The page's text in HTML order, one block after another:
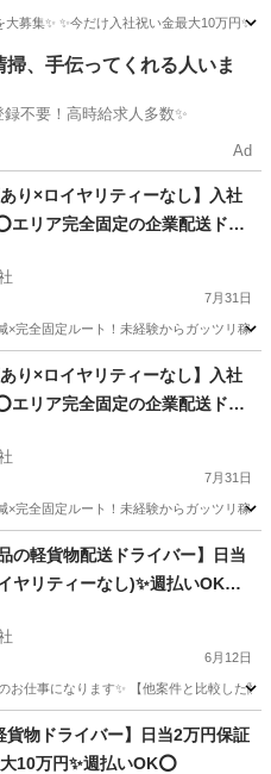
募集✨ ✨今だけ入社祝い金最大10万円✨
掃、手伝ってくれる人いま
例1万円〜 / 登録不要！高時給求人多数✨
Ad
あり×ロイヤリティーなし】入社
エリア完全固定の企業配送ドラ
7月31日
×完全固定ルート！未経験からガッツリ稼
ヤリティ
あり×ロイヤリティーなし】入社
エリア完全固定の企業配送ドラ
7月31日
×完全固定ルート！未経験からガッツリ稼
リティ
の軽貨物配送ドライバー】日当
ヤリティーなし)✨週払いOK⭕️
即稼働可
6月12日
お仕事になります✨ 【他案件と比較した
物
貨物ドライバー】日当2万円保証
10万円✨週払いOK⭕️